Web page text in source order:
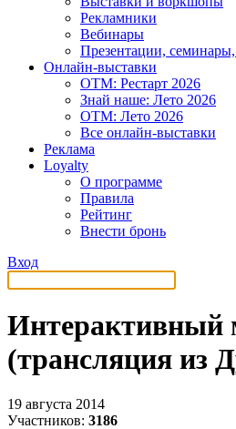
Рекламники
Вебинары
Презентации,
Онлайн-выставки
OTM: Рестарт 2026
Знай наше: Лето 2026
OTM: Лето 2026
Все онлайн-выставки
Реклама
Loyalty
О программе
Правила
Рейтинг
Внести бронь
Вход
Интерактивный
(трансляция из
19 августа 2014
Участников: 3186